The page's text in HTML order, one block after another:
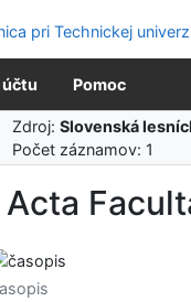
účtu Pomoc
Zdroj:Slovenská
Počet záznamov: 1
Acta